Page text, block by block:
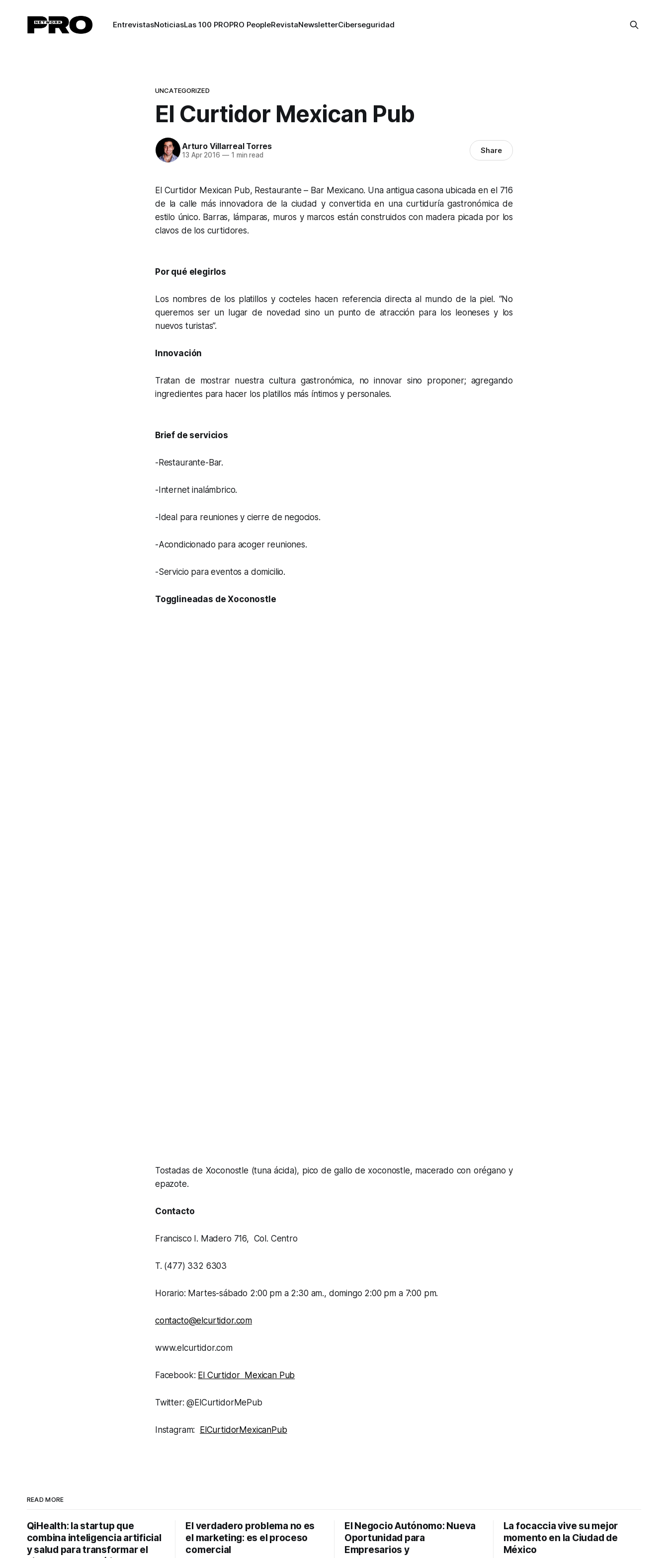
EntrevistasNoticiasLas 100 PROPRO PeopleRevistaNewsletterCiberseguridad
UNCATEGORIZED
El Curtidor Mexican Pub
Arturo Villarreal Torres
13 Apr 2016 —1 min read Share
El Curtidor Mexican Pub, Restaurante – Bar Mexicano. Una antigua casona ubicada en el 716
de la calle más innovadora de la ciudad y convertida en una curtiduría gastronómica de
estilo único. Barras, lámparas, muros y marcos están construidos con madera picada por los
clavos de los curtidores.
Por qué elegirlos
Los nombres de los platillos y cocteles hacen referencia directa al mundo de la piel. “No
queremos ser un lugar de novedad sino un punto de atracción para los leoneses y los
nuevos turistas”.
Innovación
Tratan de mostrar nuestra cultura gastronómica, no innovar sino proponer; agregando
ingredientes para hacer los platillos más íntimos y personales.
Brief de servicios
-Restaurante-Bar.
-Internet inalámbrico.
-Ideal para reuniones y cierre de negocios.
-Acondicionado para acoger reuniones.
-Servicio para eventos a domicilio.
Togglineadas de Xoconostle
Tostadas de Xoconostle (tuna ácida), pico de gallo de xoconostle, macerado con orégano y
epazote.
Contacto
Francisco I. Madero 716, Col. Centro
T. (477) 332 6303
Horario: Martes-sábado 2:00 pm a 2:30 am., domingo 2:00 pm a 7:00 pm.
contacto@elcurtidor.com
www.elcurtidor.com
Facebook: El Curtidor Mexican Pub
Twitter: @ElCurtidorMePub
Instagram: ElCurtidorMexicanPub
READ MORE
QiHealth: la startup que
combina inteligencia artificial
y salud para transformar el
El verdadero problema no es
el marketing: es el proceso
comercial
El Negocio Autónomo: Nueva
Oportunidad para
Empresarios y
La focaccia vive su mejor
momento en la Ciudad de
México